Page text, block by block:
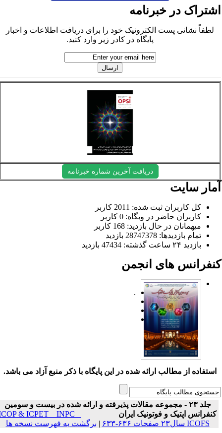
در خبرنامه
لطفاً نشانی پست الکترونیک خود را برای دریافت اطلاعات و اخبار
پایگاه در کادر زیر وارد کنید.
دریافت آخرین شماره خبرنامه
سایت
کل کاربران ثبت شده: 2011 کاربر
کاربران حاضر در وبگاه: 0 کاربر
میهمانان در حال بازدید: 168 کاربر
تمام بازدید‌ها: 28747378 بازدید
بازدید ۲۴ ساعت گذشته: 47434 بازدید
های انجمن
.
استفاده از مطالب ارائه شده در این پایگاه با ذکر منبع آزاد می باشد.
جلد ۲۳ - مجموعه مقالات پذیرفته و ارائه شده در بیست و سومین
کنفرانس اپتیک و فوتونیک ایران
ICOP & ICPET _ INPC _
ICOFS سال۲۳ صفحات ۶۳۶-۶۳۳
| برگشت به فهرست نسخه ها